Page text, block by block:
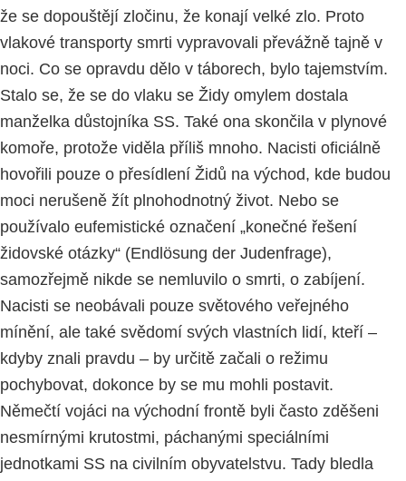
že se dopouštějí zločinu, že konají velké zlo. Proto
vlakové transporty smrti vypravovali převážně tajně v
noci. Co se opravdu dělo v táborech, bylo tajemstvím.
Stalo se, že se do vlaku se Židy omylem dostala
manželka důstojníka SS. Také ona skončila v plynové
komoře, protože viděla příliš mnoho. Nacisti oficiálně
hovořili pouze o přesídlení Židů na východ, kde budou
moci nerušeně žít plnohodnotný život. Nebo se
používalo eufemistické označení „konečné řešení
židovské otázky“ (Endlösung der Judenfrage),
samozřejmě nikde se nemluvilo o smrti, o zabíjení.
Nacisti se neobávali pouze světového veřejného
mínění, ale také svědomí svých vlastních lidí, kteří –
kdyby znali pravdu – by určitě začali o režimu
pochybovat, dokonce by se mu mohli postavit.
Němečtí vojáci na východní frontě byli často zděšeni
nesmírnými krutostmi, páchanými speciálními
jednotkami SS na civilním obyvatelstvu. Tady bledla